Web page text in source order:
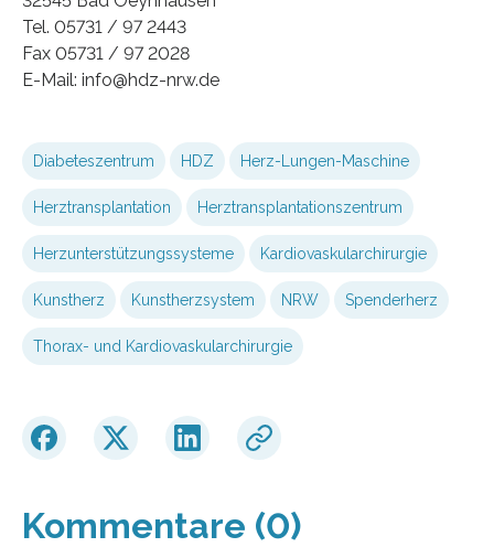
Tel. 05731 / 97 2443
Fax 05731 / 97 2028
E-Mail: info@hdz-nrw.de
Diabeteszentrum HDZ Herz-Lungen-Maschine
Herztransplantation Herztransplantationszentrum
Herzunterstützungssysteme Kardiovaskularchirurgie
Kunstherz Kunstherzsystem NRW Spenderherz
Thorax- und Kardiovaskularchirurgie
Kommentare (0)